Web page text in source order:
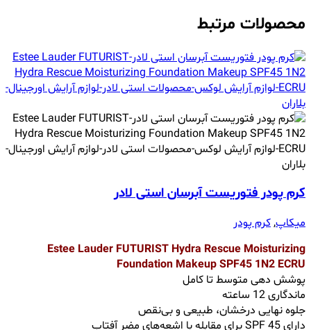
محصولات مرتبط
کرم پودر فتوریست آبرسان استی لادر
میکاپ,کرم پودر
Estee Lauder FUTURIST Hydra Rescue Moisturizing
Foundation Makeup SPF45 1N2 ECRU
پوشش دهی متوسط تا کامل
ماندگاری 12 ساعته
جلوه نهایی درخشان، طبیعی و بی‌نقص
دارای SPF 45 برای مقابله با اشعه‌های مضر آفتاب